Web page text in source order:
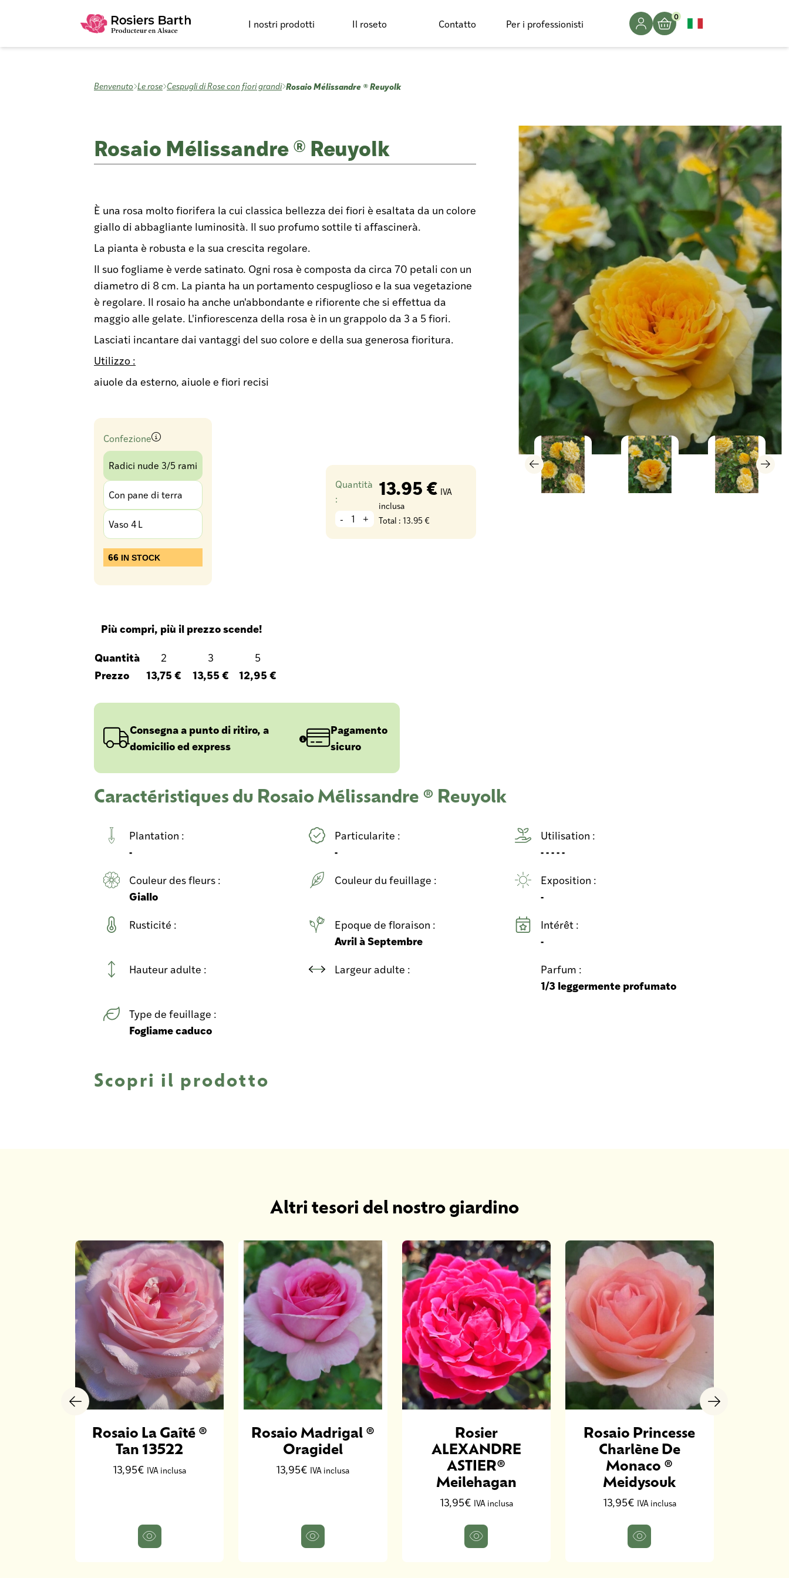
I nostri prodotti Il roseto Contatto Per i professionisti
0
Benvenuto Le rose Cespugli di Rose con fiori grandi Rosaio Mélissandre ® Reuyolk
Rosaio Mélissandre ® Reuyolk
È una rosa molto fiorifera la cui classica bellezza dei fiori è esaltata da un colore
giallo di abbagliante luminosità. Il suo profumo sottile ti affascinerà.
La pianta è robusta e la sua crescita regolare.
Il suo fogliame è verde satinato. Ogni rosa è composta da circa 70 petali con un
diametro di 8 cm. La pianta ha un portamento cespuglioso e la sua vegetazione
è regolare. Il rosaio ha anche un'abbondante e rifiorente che si effettua da
maggio alle gelate. L'infiorescenza della rosa è in un grappolo da 3 a 5 fiori.
Lasciati incantare dai vantaggi del suo colore e della sua generosa fioritura.
Utilizzo :
aiuole da esterno, aiuole e fiori recisi
Confezione
Radici nude 3/5 rami
Con pane di terra
Vaso 4 L
66 IN STOCK
Quantità
:
- +
13.95 € IVA
inclusa
Total : 13.95 €
Più compri, più il prezzo scende!
Quantità
2 3 5
Prezzo 13,75 € 13,55 € 12,95 €
Consegna a punto di ritiro, a
domicilio ed express
Pagamento
sicuro
Caractéristiques du Rosaio Mélissandre ® Reuyolk
Plantation :
-
Particularite :
-
Utilisation :
- - - - -
Couleur des fleurs :
Giallo
Couleur du feuillage : Exposition :
-
Rusticité : Epoque de floraison :
Avril à Septembre
Intérêt :
-
Hauteur adulte : Largeur adulte : Parfum :
1/3 leggermente profumato
Type de feuillage :
Fogliame caduco
Scopri il prodotto
Altri tesori del nostro giardino
Rosaio La Gaîté ®
Tan 13522
13,95€ IVA inclusa
Rosaio Madrigal ®
Oragidel
13,95€ IVA inclusa
Rosier
ALEXANDRE
ASTIER®
Meilehagan
13,95€ IVA inclusa
Rosaio Princesse
Charlène De
Monaco ®
Meidysouk
13,95€ IVA inclusa